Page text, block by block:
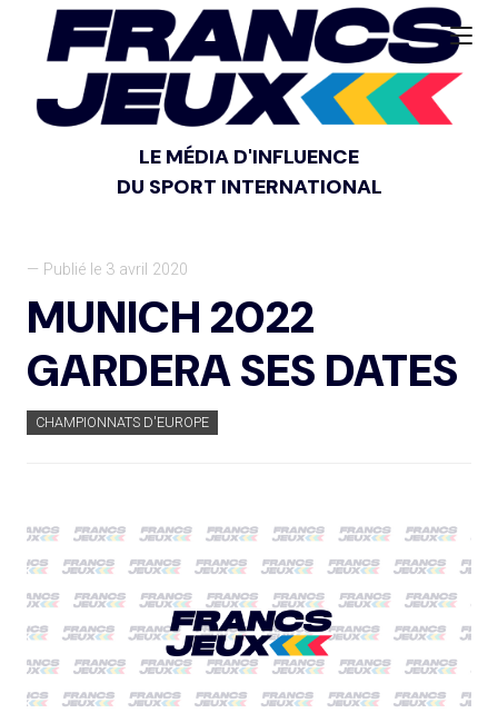
LE MÉDIA D'INFLUENCE
DU SPORT INTERNATIONAL
— Publié le 3 avril 2020
MUNICH 2022
GARDERA SES DATES
CHAMPIONNATS D'EUROPE